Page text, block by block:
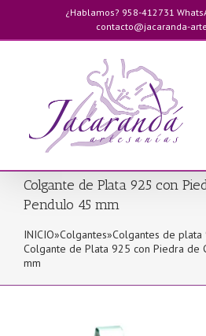
contenido
¿Hablamos? 958-412731
contacto@jacaranda-
Colgante de Plata 925 con
Pendulo 45 mm
INICIO»Colgantes»Colgantes de plata
Colgante de Plata 925 con Piedra de
mm